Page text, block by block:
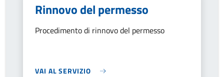
Rinnovo del permesso
Procedimento di rinnovo del permesso
VAI AL SERVIZIO